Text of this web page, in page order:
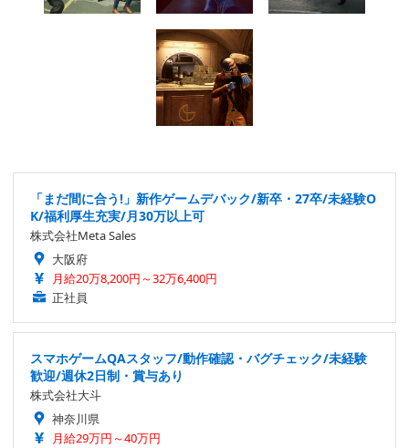
「まだ間に合う!」新作ゲームデバック/新卒・27卒/未経験O
K/福利厚生充実/月30万以上可
株式会社Meta Sales
大阪府
月給20万8,200円～32万6,400円
正社員
スマホゲームQAスタッフ/動作確認・バグチェック/未経験
歓迎/週休2日制・賞与あり
株式会社大斗
神奈川県
月給29万円～40万円